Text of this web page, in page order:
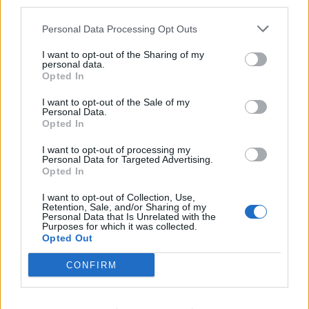
Personal Data Processing Opt Outs
I want to opt-out of the Sharing of my
personal data.
Opted In
I want to opt-out of the Sale of my
Personal Data.
Opted In
I want to opt-out of processing my
Personal Data for Targeted Advertising.
Opted In
I want to opt-out of Collection, Use,
Retention, Sale, and/or Sharing of my
Personal Data that Is Unrelated with the
Purposes for which it was collected.
Opted Out
CONFIRM
Deseu el meu nom, el correu electrònic i el lloc web en
Captcha7 - 2 = ?
characters